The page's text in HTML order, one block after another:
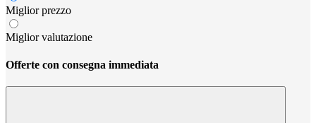
Miglior prezzo
Miglior valutazione
Offerte con consegna immediata